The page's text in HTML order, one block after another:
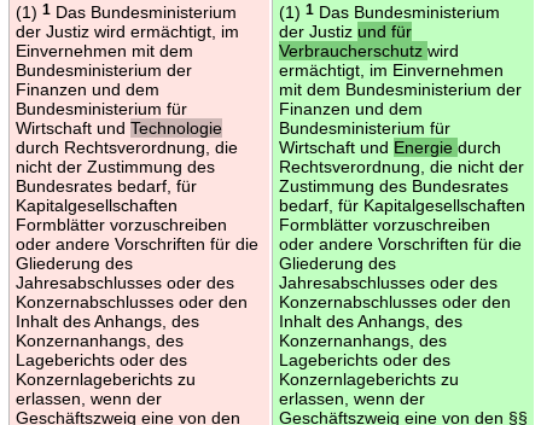
(1) 1Das Bundesministerium
der Justiz wird ermächtigt, im
Einvernehmen mit dem
Bundesministerium der
Finanzen und dem
Bundesministerium für
Wirtschaft und Technologie
durch Rechtsverordnung, die
nicht der Zustimmung des
Bundesrates bedarf, für
Kapitalgesellschaften
Formblätter vorzuschreiben
oder andere Vorschriften für die
Gliederung des
Jahresabschlusses oder des
Konzernabschlusses oder den
Inhalt des Anhangs, des
Konzernanhangs, des
Lageberichts oder des
Konzernlageberichts zu
erlassen, wenn der
Geschäftszweig eine von den
(1) 1Das Bundesministerium
der Justiz und für
Verbraucherschutz wird
ermächtigt, im Einvernehmen
mit dem Bundesministerium der
Finanzen und dem
Bundesministerium für
Wirtschaft und Energie durch
Rechtsverordnung, die nicht der
Zustimmung des Bundesrates
bedarf, für Kapitalgesellschaften
Formblätter vorzuschreiben
oder andere Vorschriften für die
Gliederung des
Jahresabschlusses oder des
Konzernabschlusses oder den
Inhalt des Anhangs, des
Konzernanhangs, des
Lageberichts oder des
Konzernlageberichts zu
erlassen, wenn der
Geschäftszweig eine von den §§